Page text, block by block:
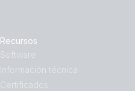
Recursos
Software
Información técnica
Certificados